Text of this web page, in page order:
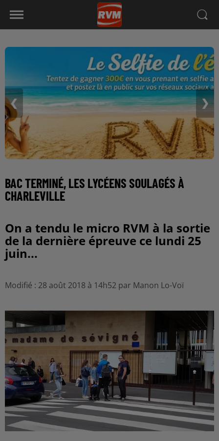
❮ ❯
BAC TERMINÉ, LES LYCÉENS SOULAGÉS À
CHARLEVILLE
On a tendu le micro RVM à la sortie
de la dernière épreuve ce lundi 25
juin...
Modifié : 28 août 2018 à 14h52 par Manon Lo-Voï